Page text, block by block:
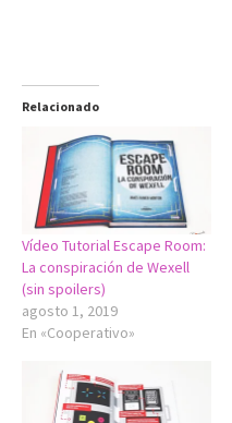
Relacionado
Vídeo Tutorial Escape Room:
La conspiración de Wexell
(sin spoilers)
agosto 1, 2019
En «Cooperativo»